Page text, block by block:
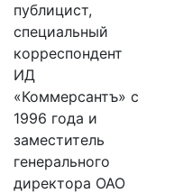
публицист,
специальный
корреспондент
ИД
«Коммерсантъ» с
1996 года и
заместитель
генерального
директора ОАО